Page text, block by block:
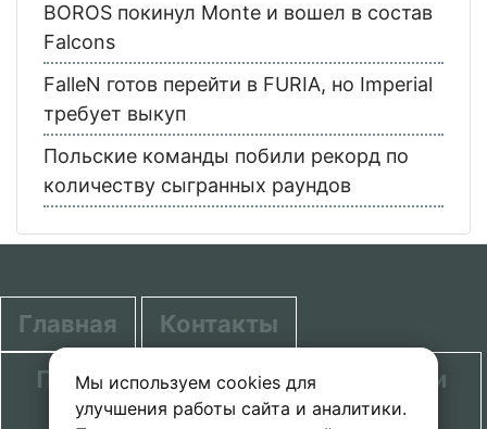
Мы используем cookies для
улучшения работы сайта и аналитики.
BOROS покинул Monte и вошел в состав
Falcons
FalleN готов перейти в FURIA, но Imperial
требует выкуп
Польские команды побили рекорд по
количеству сыгранных раундов
Главная
Контакты
Политика в отношении обработки
персональных данных